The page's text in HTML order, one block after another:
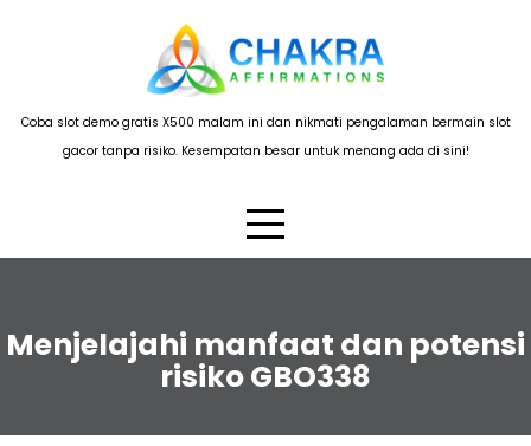
Coba slot demo gratis X500 malam ini dan nikmati pengalaman bermain slot
gacor tanpa risiko. Kesempatan besar untuk menang ada di sini!
Menjelajahi manfaat dan potensi
risiko GBO338